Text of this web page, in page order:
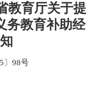
教育厅关于提
务教育补助经
〕98号